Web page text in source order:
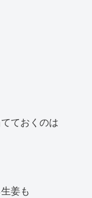
ておくのは
姜も